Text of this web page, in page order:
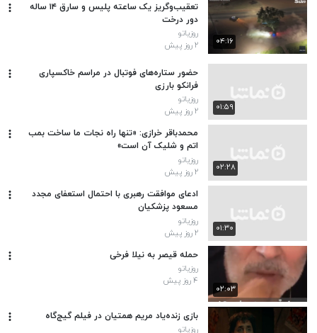
۰۴:۱۶
تعقیب‌وگریز یک ساعته پلیس و سارق ۱۴ ساله
دور درخت
روزیاتو
۲ روز پیش
۰۱:۵۹
حضور ستاره‌های فوتبال در مراسم خاکسپاری
فرانکو بارزی
روزیاتو
۲ روز پیش
۰۲:۲۸
محمدباقر خرازی: «تنها راه نجات ما ساخت بمب
اتم و شلیک آن است»
روزیاتو
۲ روز پیش
۰۱:۳۰
ادعای موافقت رهبری با احتمال استعفای مجدد
مسعود پزشکیان
روزیاتو
۲ روز پیش
۰۲:۰۳
حمله قیصر به نیلا فرخی
روزیاتو
۴ روز پیش
بازی زنده‌یاد مریم همتیان در فیلم گیج‌گاه
روزیاتو